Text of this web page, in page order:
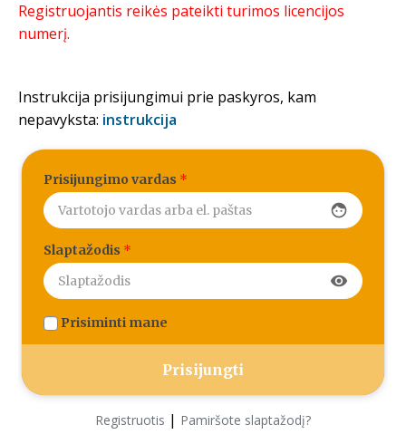
Registruojantis reikės pateikti turimos licencijos
numerį.
Instrukcija prisijungimui prie paskyros, kam
nepavyksta: instrukcija
Prisijungimo vardas *
face
Slaptažodis *
visibility
Prisiminti mane
Registruotis | Pamiršote slaptažodį?